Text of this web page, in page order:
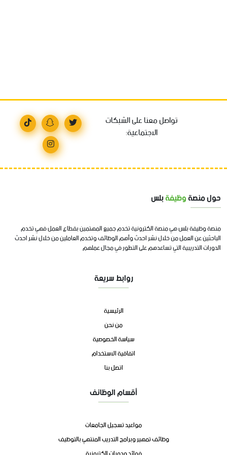
تواصل معنا على الشبكات
الاجتماعية:
حول منصةوظيفةبلس
منصة وظيفة بلس هي منصة الكترونية تخدم جميع المهتمين بقطاع العمل فهي تخدم
الباحثين عن العمل من خلال نشر احدث وأهم الوظائف وتخدم العاملين من خلال نشر احدث
الدورات التدريبية التي تساعدهم على التطور في مجال عملهم
روابط سريعة
الرئيسية
من نحن
سياسة الخصوصية
اتفاقية الاستخدام
اتصل بنا
أقسام الوظائف
مواعيد تسجيل الجامعات
وظائف تمهير وبرامج التدريب المنتهي بالتوظيف